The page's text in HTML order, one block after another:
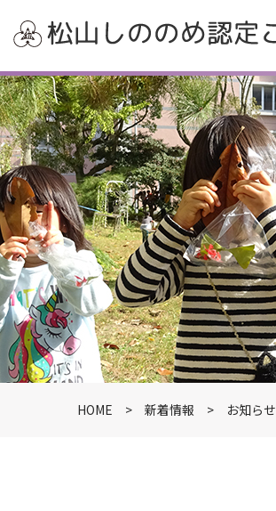
HOME 新着情報 お知らせ